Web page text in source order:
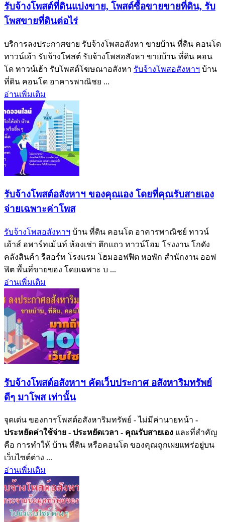
รับจ้างโพสต์ที่ดินแบ่งขาย, โพสต์ซื้อขายขายที่ดิน, รับ
โพสขายที่ดินต่อไร่
บริการลงประกาศขาย รับจ้างโพสอสังหา ขายบ้าน ที่ดิน คอนโด
ทาวน์เฮ้า รับจ้างโพสต์ รับจ้างโพสอสังหา ขายบ้าน ที่ดิน คอน
โด ทาวน์เฮ้า รับโพสต์โฆษณาอสังหา รับจ้างโพสอสังหาฯ บ้าน
ที่ดิน คอนโด อาคารพาณิชย ...
อ่านเพิ่มเติม
รับจ้างโพสต์อสังหาฯ ของคุณเอง โดยที่คุณรับสายเอง
จ่ายเฉพาะค่าโพส
รับจ้างโพสอสังหาฯ บ้าน ที่ดิน คอนโด อาคารพาณิชย์ ทาวน์
เฮ้าส์ อพาร์ทเม้นท์ ห้องเช่า ตึกแถว ทาวน์โฮม โรงงาน โกดัง
คลังสินค้า รีสอร์ท โรงแรม โฮมออฟฟิต หอพัก สำนักงาน ออฟ
ฟิต พื้นที่ขายของ โดยเฉพาะ บ ...
อ่านเพิ่มเติม
รับจ้างโพสต์อสังหาฯ คัดเว็บประกาศ อสังหาริมทรัพย์
ดีๆ มาโพส เท่านั้น
จุดเด่น ของการโพสต์อสังหาริมทรัพย์ - ไม่มีค่านายหน้า -
ประหยัดค่าใช้จ่าย - ประหยัดเวลา - คุณรับสายเอง และที่สำคัญ
คือ การทำให้ บ้าน ที่ดิน หรือคอนโด ของคุณถูกเผยแพร่อยู่บน
เว็บไซต์ต่าง ...
อ่านเพิ่มเติม